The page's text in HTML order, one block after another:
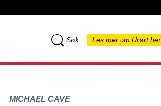
Søk Les mer om Urørt her
MICHAEL CAVE